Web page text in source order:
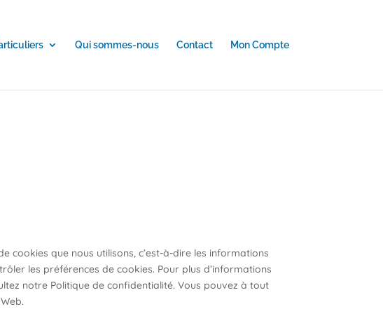
Qui sommes-nous Contact Mon Compte
cookies que nous utilisons, c’est-à-dire les informations
les préférences de cookies. Pour plus d’informations
notre Politique de confidentialité. Vous pouvez à tout